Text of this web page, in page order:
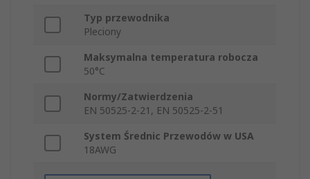
Typ przewodnika
Pleciony
Maksymalna temperatura robocza
50°C
Normy/Zatwierdzenia
EN 50525-2-21, EN 50525-2-51
System Średnic Przewodów w USA
18AWG